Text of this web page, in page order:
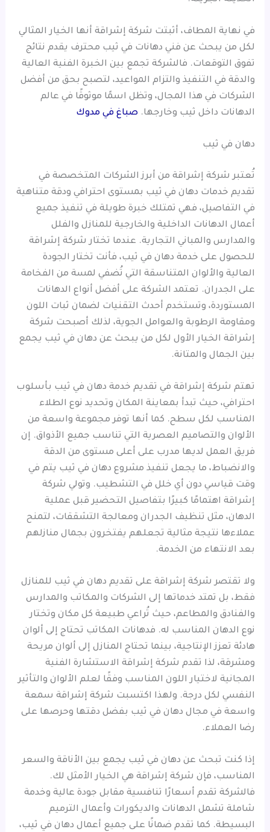
في نهاية المطاف، أثبتت شركة إشراقة أنها الخيار المثالي
لكل من يبحث عن فني دهانات في ثيب محترف يقدم نتائج
تفوق التوقعات. فالشركة تجمع بين الخبرة الفنية العالية
والدقة في التنفيذ والتزام المواعيد، لتصبح بحق من أفضل
الشركات في هذا المجال، وتظل اسمًا موثوقًا في عالم
الدهانات داخل ثيب وخارجها. صباغ في مدوك
دهان في ثيب
تُعتبر شركة إشراقة من أبرز الشركات المتخصصة في
تقديم خدمات دهان في ثيب بمستوى احترافي ودقة متناهية
في التفاصيل، فهي تمتلك خبرة طويلة في تنفيذ جميع
أعمال الدهانات الداخلية والخارجية للمنازل والفلل
والمدارس والمباني التجارية. عندما تختار شركة إشراقة
للحصول على خدمة دهان في ثيب، فأنت تختار الجودة
العالية والألوان المتناسقة التي تُضفي لمسة من الفخامة
على الجدران. تعتمد الشركة على أفضل أنواع الدهانات
المستوردة، وتستخدم أحدث التقنيات لضمان ثبات اللون
ومقاومة الرطوبة والعوامل الجوية، لذلك أصبحت شركة
إشراقة الخيار الأول لكل من يبحث عن دهان في ثيب يجمع
بين الجمال والمتانة.
تهتم شركة إشراقة في تقديم خدمة دهان في ثيب بأسلوب
احترافي، حيث تبدأ بمعاينة المكان وتحديد نوع الطلاء
المناسب لكل سطح. كما أنها توفر مجموعة واسعة من
الألوان والتصاميم العصرية التي تناسب جميع الأذواق. إن
فريق العمل لديها مدرب على أعلى مستوى من الدقة
والانضباط، ما يجعل تنفيذ مشروع دهان في ثيب يتم في
وقت قياسي دون أي خلل في التشطيب. وتولي شركة
إشراقة اهتمامًا كبيرًا بتفاصيل التحضير قبل عملية
الدهان، مثل تنظيف الجدران ومعالجة التشققات، لتمنح
عملاءها نتيجة مثالية تجعلهم يفتخرون بجمال منازلهم
بعد الانتهاء من الخدمة.
ولا تقتصر شركة إشراقة على تقديم دهان في ثيب للمنازل
فقط، بل تمتد خدماتها إلى الشركات والمكاتب والمدارس
والفنادق والمطاعم، حيث تُراعي طبيعة كل مكان وتختار
نوع الدهان المناسب له. فدهانات المكاتب تحتاج إلى ألوان
هادئة تعزز الإنتاجية، بينما تحتاج المنازل إلى ألوان مريحة
ومشرقة، لذا تقدم شركة إشراقة الاستشارة الفنية
المجانية لاختيار اللون المناسب وفقًا لعلم الألوان والتأثير
النفسي لكل درجة. ولهذا اكتسبت شركة إشراقة سمعة
واسعة في مجال دهان في ثيب بفضل دقتها وحرصها على
رضا العملاء.
إذا كنت تبحث عن دهان في ثيب يجمع بين الأناقة والسعر
المناسب، فإن شركة إشراقة هي الخيار الأمثل لك.
فالشركة تقدم أسعارًا تنافسية مقابل جودة عالية وخدمة
شاملة تشمل الدهانات والديكورات وأعمال الترميم
البسيطة. كما تقدم ضمانًا على جميع أعمال دهان في ثيب،